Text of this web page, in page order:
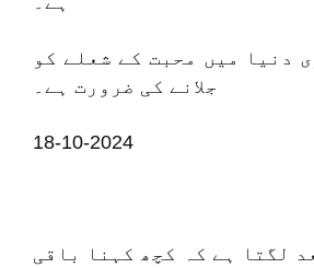
دنیا میں محبت کے شعلے کو
جلانے کی ضرورت ہے۔
18-10-2024
لگتا ہے کہ کچھ کہنا باقی